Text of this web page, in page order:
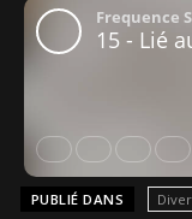
PUBLIÉ DANS